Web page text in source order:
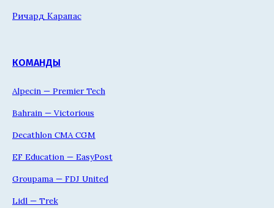
Ричард Карапас
КОМАНДЫ
Alpecin — Premier Tech
Bahrain — Victorious
Decathlon CMA CGM
EF Education — EasyPost
Groupama — FDJ United
Lidl — Trek